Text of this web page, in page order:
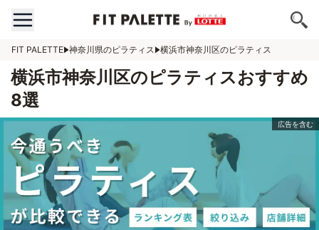
FIT PALETTE 神奈川県のピラティス 横浜市神奈川区のピラティス
横浜市神奈川区のピラティスおすすめ
8選